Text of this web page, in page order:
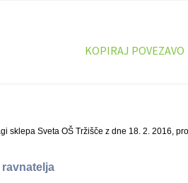
KOPIRAJ POVEZAVO
sklepa Sveta OŠ Tržišče z dne 18. 2. 2016,
ravnatelja